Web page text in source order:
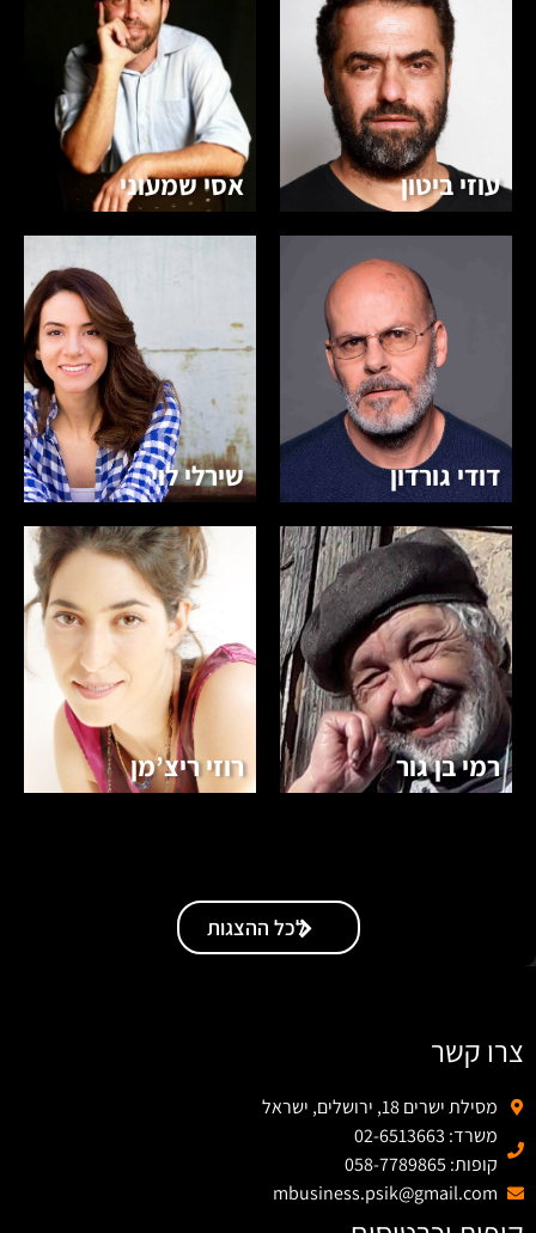
עוזי ביטון אסי שמעוני
דודי גורדון שירלי לוי
רמי בן גור רוזי ריצ’מן
לכל ההצגות
צרו קשר
מסילת ישרים 18, ירושלים, ישראל
משרד: 02-6513663
קופות: 058-7789865
mbusiness.psik@gmail.com